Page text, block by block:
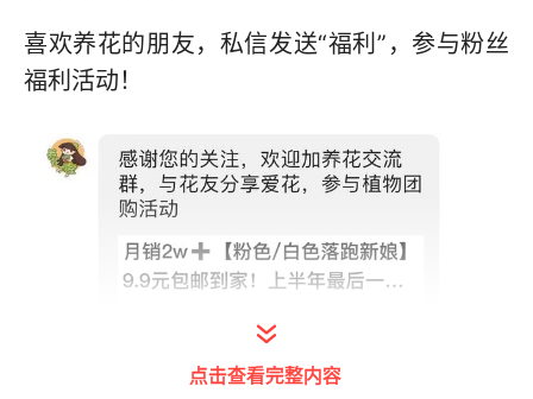
喜欢养花的朋友，私信发送“福利”，参与粉丝
福利活动！
点击查看完整内容